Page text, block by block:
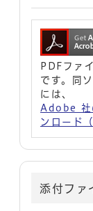
PDFファ
です。同
には、
Adobe 社
ンロード
添付ファ